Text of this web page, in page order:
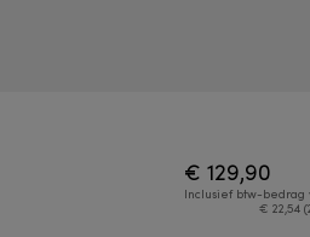
€ 129,90
Inclusief btw-bedrag
€ 22,54